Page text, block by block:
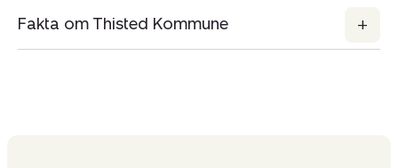
Fakta om Thisted Kommune